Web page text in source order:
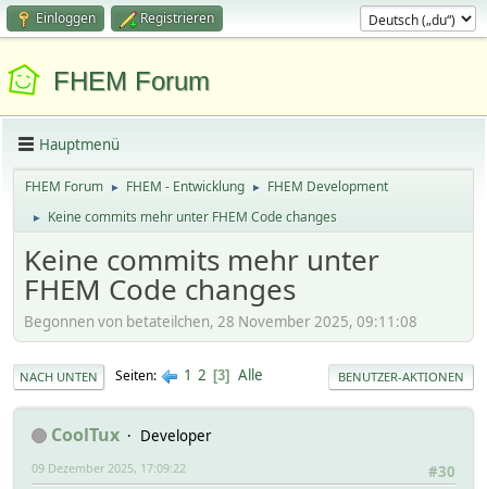
Einloggen Registrieren
FHEM Forum
Hauptmenü
FHEM Forum ► FHEM - Entwicklung ► FHEM Development
► Keine commits mehr unter FHEM Code changes
Keine commits mehr unter
FHEM Code changes
Begonnen von betateilchen, 28 November 2025, 09:11:08
NACH UNTEN Seiten 1 2 3 Alle BENUTZER-AKTIONEN
CoolTux
Developer
#30
09 Dezember 2025, 17:09:22